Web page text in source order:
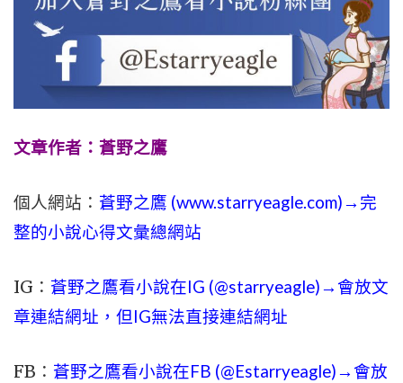
文章作者：蒼野之鷹
個人網站： 蒼野之鷹 (www.starryeagle.com)→完
整的小說心得文彙總網站
IG： 蒼野之鷹看小說在IG (@starryeagle)→會放文
章連結網址，但IG無法直接連結網址
FB： 蒼野之鷹看小說在FB (@Estarryeagle)→會放